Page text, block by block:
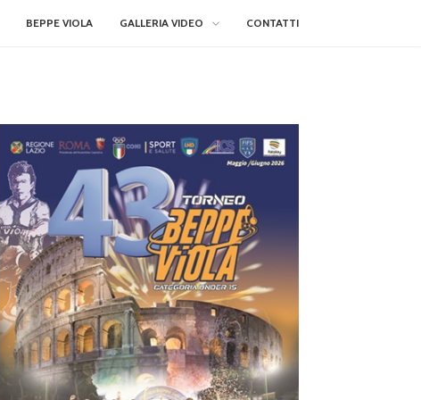
BEPPE VIOLA GALLERIA VIDEO CONTATTI